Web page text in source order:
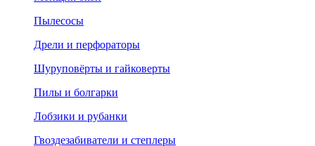
Пылесосы
Дрели и перфораторы
Шуруповёрты и гайковерты
Пилы и болгарки
Лобзики и рубанки
Гвоздезабиватели и степлеры